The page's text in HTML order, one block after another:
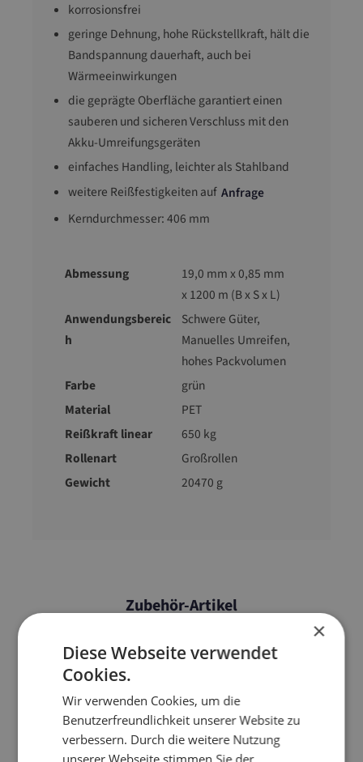
korrosionsfrei
geringe Dehnung, hohe Rückstellkraft, hält die
Bandspannung dauerhaft, auch bei
Wärmeeinwirkungen
die geprägte Oberfläche garantiert einen
sauberen und sicheren Verschluss mit den
Akku-Umreifungsgeräten
einfaches Handling, leichter als Stahlband
weitere Reißfestigkeiten auf Anfrage
Kerndurchmesser: 406 mm
Abmessung
19,0 mm x 0,85 mm
x 1200 m (B x S x L)
Anwendungsbereic
h
Schwere Güter,
Manuelles Umreifen,
hohes Packvolumen
Farbe
grün
Material
PET
Reißkraft linear
650 kg
Rollenart
Großrollen
Gewicht
20470 g
Zubehör-Artikel
×
Diese Webseite verwendet
Cookies.
Wir verwenden Cookies, um die
Benutzerfreundlichkeit unserer Website zu
verbessern. Durch die weitere Nutzung
unserer Webseite stimmen Sie der